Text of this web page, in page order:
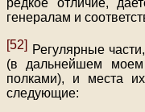
генералам и
[52] Регулярные
(в дальнейшем
полками), и места
следующие: